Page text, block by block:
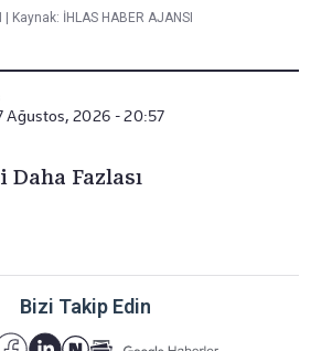
Kaynak: İHLAS HABER AJANSI
Ağustos, 2026 - 20:57
Fazlası
Bizi Takip Edin